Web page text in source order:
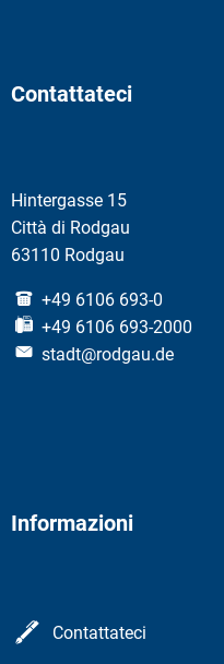
Contattateci
Hintergasse 15
Città di Rodgau
63110 Rodgau
+49 6106 693-0
+49 6106 693-2000
stadt@rodgau.de
Informazioni
Contattateci